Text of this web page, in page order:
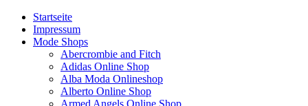
Startseite
Impressum
Mode Shops
Abercrombie and Fitch
Adidas Online Shop
Alba Moda Onlineshop
Alberto Online Shop
Armed Angels Online Shop